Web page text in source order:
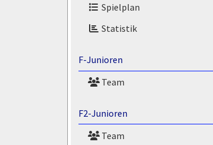
Spielplan
Statistik
F-Junioren
Team
F2-Junioren
Team